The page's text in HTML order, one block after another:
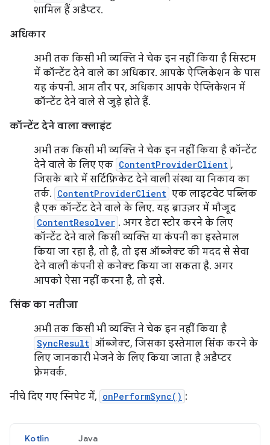
शामिल हैं अडैप्टर.
अधिकार
अभी तक किसी भी व्यक्ति ने चेक इन नहीं किया है सिस्टम
में कॉन्टेंट देने वाले का अधिकार. आपके ऐप्लिकेशन के पास
यह कंपनी. आम तौर पर, अधिकार आपके ऐप्लिकेशन में
कॉन्टेंट देने वाले से जुड़े होते हैं.
कॉन्टेंट देने वाला क्लाइंट
अभी तक किसी भी व्यक्ति ने चेक इन नहीं किया है कॉन्टेंट
देने वाले के लिए एक ContentProviderClient ,
जिसके बारे में सर्टिफ़िकेट देने वाली संस्था या निकाय का
तर्क. ContentProviderClient एक लाइटवेट पब्लिक
है एक कॉन्टेंट देने वाले के लिए. यह ब्राउज़र में मौजूद
ContentResolver . अगर डेटा स्टोर करने के लिए
कॉन्टेंट देने वाले किसी व्यक्ति या कंपनी का इस्तेमाल
किया जा रहा है, तो है, तो इस ऑब्जेक्ट की मदद से सेवा
देने वाली कंपनी से कनेक्ट किया जा सकता है. अगर
आपको ऐसा नहीं करना है, तो इसे.
सिंक का नतीजा
अभी तक किसी भी व्यक्ति ने चेक इन नहीं किया है
SyncResult ऑब्जेक्ट, जिसका इस्तेमाल सिंक करने के
लिए जानकारी भेजने के लिए किया जाता है अडैप्टर
फ़्रेमवर्क.
नीचे दिए गए स्निपेट में, onPerformSync() :
Kotlin Java